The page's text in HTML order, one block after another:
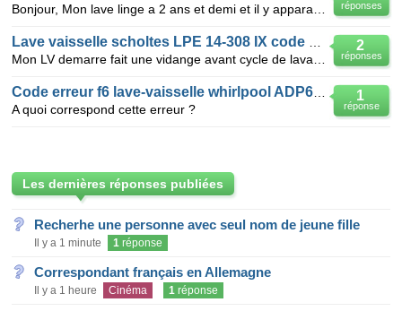
réponses
2
réponses
1
réponse
A quoi correspond cette erreur ?
Les dernières réponses publiées
Recherhe une personne avec seul nom de jeune fille
Il y a 1 minute 1 réponse
Correspondant français en Allemagne
Il y a 1 heure Cinéma 1 réponse